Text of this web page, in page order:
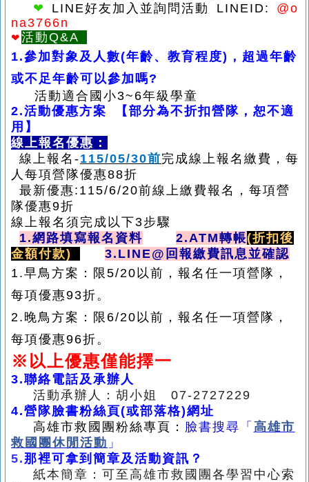
❤
LINE好友加入並詢問活動 LINEID:
@o
na3766n
❤活動Q&A
1.參加對象及人數(年齡、教育程度)，超過年齡
或不足年齡可以參加嗎?
活動適合國小3~6年級學童
2.活動優惠方案
【部分為不折扣營隊，恕不適
用】
線上報名優惠：
線上報名-115/05/30前完成線上報名繳費，每
人每項營隊優惠88折
最新優惠:115/6/20前線上繳費報名，每項營
隊優惠9折
線上報名須完成以下3步驟
1.網路填寫報名資料 2. ATM轉帳(折扣後
金額付款)
3. LINE@ 回報繳費訊息並確認
1.早鳥方案：限5/20以前，報名任一項營隊，
每項優惠93折。
2.晚鳥方案：限6/20以前，報名任一項營隊，
每項優惠96折。
※ 以上優惠僅能擇一
3.聯絡電話及承辦人
活動承辦人：胡小姐 07-2727229
4.營隊臉書粉絲頁(或部落格)網址
高雄市救國團粉絲專頁： 臉書搜尋 「 高雄市
救國團休閒活動 」
5.那裡可拿到簡章及活動資訊？
紙本簡章：可至高雄市救國團各學習中心索